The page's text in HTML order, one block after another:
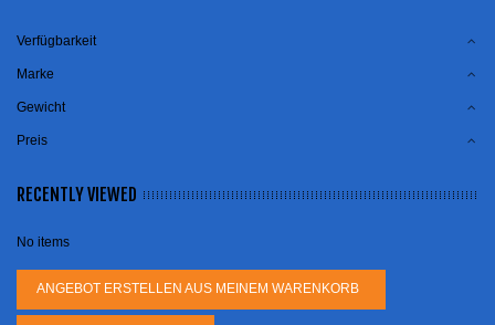
Verfügbarkeit
Marke
Gewicht
Preis
RECENTLY VIEWED
No items
ANGEBOT ERSTELLEN AUS MEINEM WARENKORB